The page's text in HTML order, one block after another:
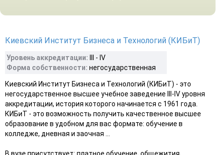
Киевский Институт Бизнеса и Технологий (КИБиТ)
Уровень аккредитации: III - IV
Форма собственности: негосударственная
Киевский Институт Бизнеса и Технологий (КИБиТ) - это
негосударственное высшее учебное заведение III-IV уровня
аккредитации, история которого начинается с 1961 года.
КИБиТ - это возможность получить качественное высшее
образование в удобном для вас формате: обучение в
колледже, дневная и заочная ...
В вузе присутствует: платное обучение, общежития,